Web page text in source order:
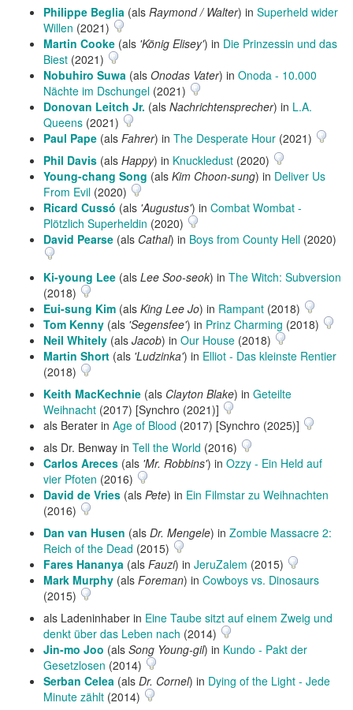
Philippe Beglia (als Raymond / Walter) in Superheld wider
Willen (2021)
Martin Cooke (als 'König Elisey') in Die Prinzessin und das
Biest (2021)
Nobuhiro Suwa (als Onodas Vater) in Onoda - 10.000
Nächte im Dschungel (2021)
Donovan Leitch Jr. (als Nachrichtensprecher) in L.A.
Queens (2021)
Paul Pape (als Fahrer) in The Desperate Hour (2021)
Phil Davis (als Happy) in Knuckledust (2020)
Young-chang Song (als Kim Choon-sung) in Deliver Us
From Evil (2020)
Ricard Cussó (als 'Augustus') in Combat Wombat -
Plötzlich Superheldin (2020)
David Pearse (als Cathal) in Boys from County Hell (2020)
Ki-young Lee (als Lee Soo-seok) in The Witch: Subversion
(2018)
Eui-sung Kim (als King Lee Jo) in Rampant (2018)
Tom Kenny (als 'Segensfee') in Prinz Charming (2018)
Neil Whitely (als Jacob) in Our House (2018)
Martin Short (als 'Ludzinka') in Elliot - Das kleinste Rentier
(2018)
Keith MacKechnie (als Clayton Blake) in Geteilte
Weihnacht (2017) [Synchro (2021)]
als Berater in Age of Blood (2017) [Synchro (2025)]
als Dr. Benway in Tell the World (2016)
Carlos Areces (als 'Mr. Robbins') in Ozzy - Ein Held auf
vier Pfoten (2016)
David de Vries (als Pete) in Ein Filmstar zu Weihnachten
(2016)
Dan van Husen (als Dr. Mengele) in Zombie Massacre 2:
Reich of the Dead (2015)
Fares Hananya (als Fauzi) in JeruZalem (2015)
Mark Murphy (als Foreman) in Cowboys vs. Dinosaurs
(2015)
als Ladeninhaber in Eine Taube sitzt auf einem Zweig und
denkt über das Leben nach (2014)
Jin-mo Joo (als Song Young-gil) in Kundo - Pakt der
Gesetzlosen (2014)
Serban Celea (als Dr. Cornel) in Dying of the Light - Jede
Minute zählt (2014)